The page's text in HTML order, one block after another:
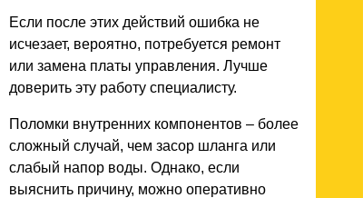
Если после этих действий ошибка не
исчезает, вероятно, потребуется ремонт
или замена платы управления. Лучше
доверить эту работу специалисту.
Поломки внутренних компонентов – более
сложный случай, чем засор шланга или
слабый напор воды. Однако, если
выяснить причину, можно оперативно